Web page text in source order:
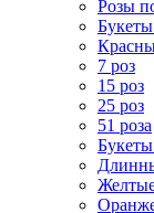
Розы
7 роз
15 роз
25 роз
51 роза